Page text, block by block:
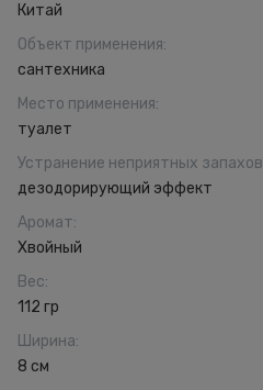
Китай
Объект применения:
сантехника
Место применения:
туалет
Устранение неприятных запахов
дезодорирующий эффект
Аромат:
Хвойный
Вес:
112 гр
Ширина:
8 см